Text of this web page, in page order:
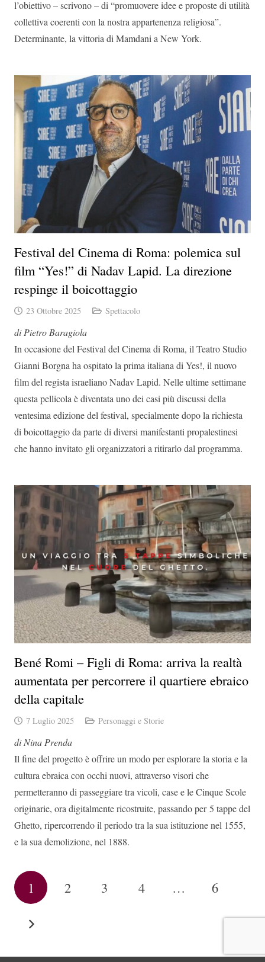
l’obiettivo – scrivono – di “promuovere idee e proposte di utilità
collettiva coerenti con la nostra appartenenza religiosa”.
Determinante, la vittoria di Mamdani a New York.
Festival del Cinema di Roma: polemica sul
film “Yes!” di Nadav Lapid. La direzione
respinge il boicottaggio
23 Ottobre 2025 Spettacolo
di Pietro Baragiola
In occasione del Festival del Cinema di Roma, il Teatro Studio
Gianni Borgna ha ospitato la prima italiana di Yes!, il nuovo
film del regista israeliano Nadav Lapid. Nelle ultime settimane
questa pellicola è diventata uno dei casi più discussi della
ventesima edizione del festival, specialmente dopo la richiesta
di boicottaggio da parte di diversi manifestanti propalestinesi
che hanno invitato gli organizzatori a ritirarlo dal programma.
Bené Romi – Figli di Roma: arriva la realtà
aumentata per percorrere il quartiere ebraico
della capitale
7 Luglio 2025 Personaggi e Storie
di Nina Prenda
Il fine del progetto è offrire un modo per esplorare la storia e la
cultura ebraica con occhi nuovi, attraverso visori che
permetteranno di passeggiare tra vicoli, case e le Cinque Scole
originarie, ora digitalmente ricostruite, passando per 5 tappe del
Ghetto, ripercorrendo il periodo tra la sua istituzione nel 1555,
e la sua demolizione, nel 1888.
1 2 3 4 … 6